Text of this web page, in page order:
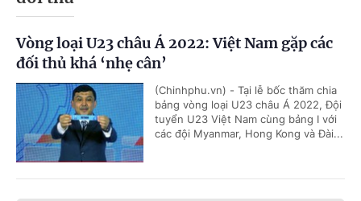
Vòng loại U23 châu Á 2022: Việt Nam gặp các
đối thủ khá ‘nhẹ cân’
(Chinhphu.vn) - Tại lễ bốc thăm chia
bảng vòng loại U23 châu Á 2022, Đội
tuyển U23 Việt Nam cùng bảng I với
các đội Myanmar, Hong Kong và Đài...